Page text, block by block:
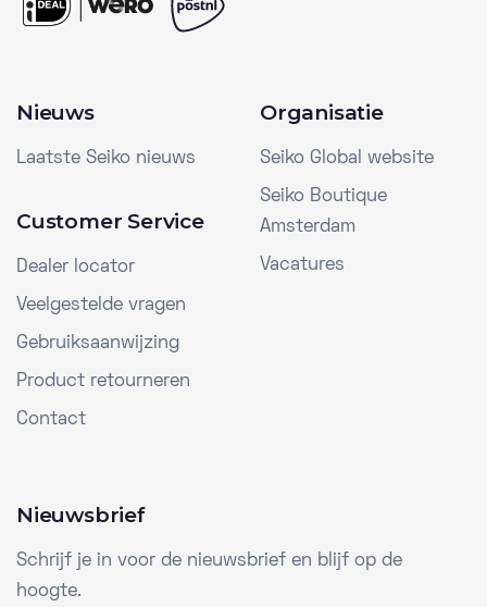
Nieuws
Laatste Seiko nieuws
Customer Service
Dealer locator
Veelgestelde vragen
Gebruiksaanwijzing
Product retourneren
Contact
Organisatie
Seiko Global website
Seiko Boutique
Amsterdam
Vacatures
Nieuwsbrief
Schrijf je in voor de nieuwsbrief en blijf op de
hoogte.